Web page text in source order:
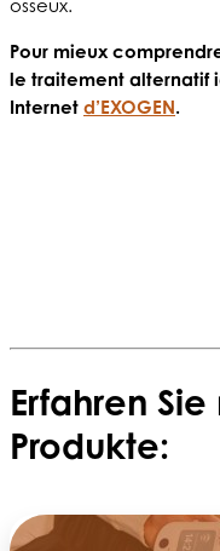
osseux.
Pour mieux
le traitement alternatif
Internet d’EXOGEN.
Erfahren
Produkte: